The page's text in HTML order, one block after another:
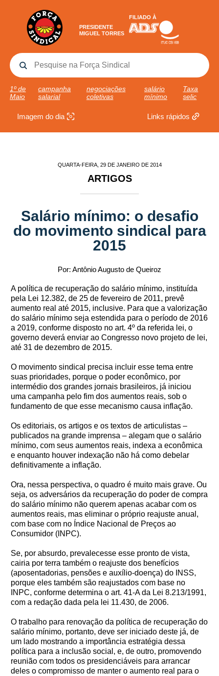
PRESIDENTE
MIGUEL TORRES
FILIADO À
1º de
Maio
campanha
salarial
negociações
coletivas
salário
mínimo
Taxa
selic
Imagem do dia Links rápidos
QUARTA-FEIRA, 29 DE JANEIRO DE 2014
ARTIGOS
Salário mínimo: o desafio
do movimento sindical para
2015
Por: Antônio Augusto de Queiroz
A política de recuperação do salário mínimo, instituída
pela Lei 12.382, de 25 de fevereiro de 2011, prevê
aumento real até 2015, inclusive. Para que a valorização
do salário mínimo seja estendida para o período de 2016
a 2019, conforme disposto no art. 4º da referida lei, o
governo deverá enviar ao Congresso novo projeto de lei,
até 31 de dezembro de 2015.
O movimento sindical precisa incluir esse tema entre
suas prioridades, porque o poder econômico, por
intermédio dos grandes jornais brasileiros, já iniciou
uma campanha pelo fim dos aumentos reais, sob o
fundamento de que esse mecanismo causa inflação.
Os editoriais, os artigos e os textos de articulistas –
publicados na grande imprensa – alegam que o salário
mínimo, com seus aumentos reais, indexa a econômica
e enquanto houver indexação não há como debelar
definitivamente a inflação.
Ora, nessa perspectiva, o quadro é muito mais grave. Ou
seja, os adversários da recuperação do poder de compra
do salário mínimo não querem apenas acabar com os
aumentos reais, mas eliminar o próprio reajuste anual,
com base com no Índice Nacional de Preços ao
Consumidor (INPC).
Se, por absurdo, prevalecesse esse pronto de vista,
cairia por terra também o reajuste dos benefícios
(aposentadorias, pensões e auxílio-doença) do INSS,
porque eles também são reajustados com base no
INPC, conforme determina o art. 41-A da Lei 8.213/1991,
com a redação dada pela lei 11.430, de 2006.
O trabalho para renovação da política de recuperação do
salário mínimo, portanto, deve ser iniciado deste já, de
um lado mostrando a importância estratégia dessa
política para a inclusão social, e, de outro, promovendo
reunião com todos os presidenciáveis para arrancar
deles o compromisso de manter o aumento real para o